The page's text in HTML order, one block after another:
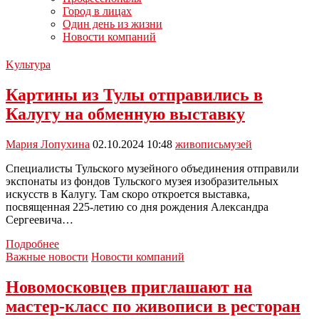
Город в лицах
Один день из жизни
Новости компаний
Kультура
Картины из Тулы отправились в
Калугу на обменную выставку
Мария Лопухина 02.10.2024 10:48 живописьмузей
Специалисты Тульского музейного объединения отправили
экспонаты из фондов Тульского музея изобразительных
искусств в Калугу. Там скоро откроется выставка,
посвященная 225-летию со дня рождения Александра
Сергеевича…
ПодробнееКартины
из
в
Калугу
Важные новости Новости компаний
Новомосковцев приглашают на
мастер-класс по живописи в ресторан